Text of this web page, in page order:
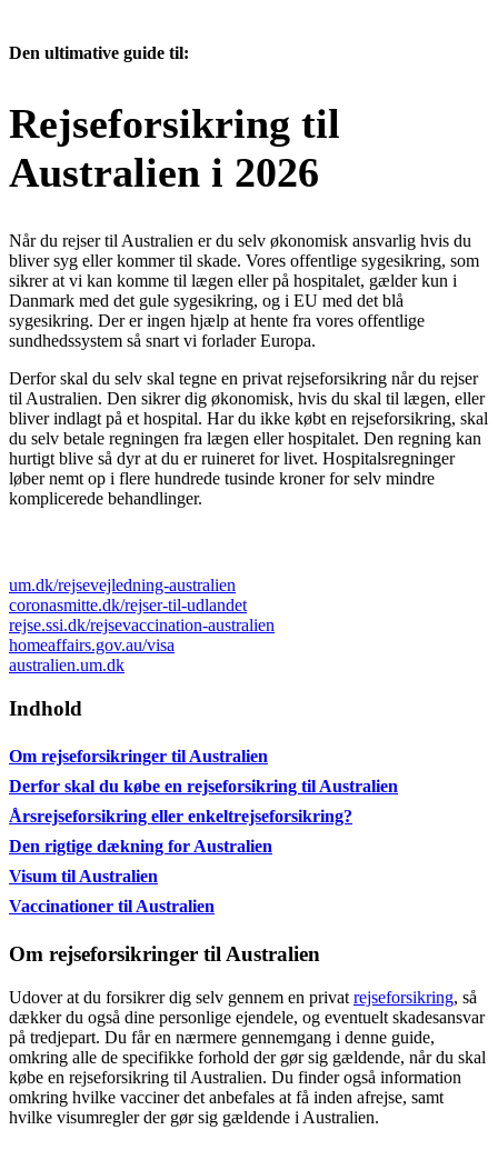
Den ultimative guide til:
Rejseforsikring til
Australien i 2026
Når du rejser til Australien er du selv økonomisk ansvarlig hvis du
bliver syg eller kommer til skade. Vores offentlige sygesikring, som
sikrer at vi kan komme til lægen eller på hospitalet, gælder kun i
Danmark med det gule sygesikring, og i EU med det blå
sygesikring. Der er ingen hjælp at hente fra vores offentlige
sundhedssystem så snart vi forlader Europa.
Derfor skal du selv skal tegne en privat rejseforsikring når du rejser
til Australien. Den sikrer dig økonomisk, hvis du skal til lægen, eller
bliver indlagt på et hospital. Har du ikke købt en rejseforsikring, skal
du selv betale regningen fra lægen eller hospitalet. Den regning kan
hurtigt blive så dyr at du er ruineret for livet. Hospitalsregninger
løber nemt op i flere hundrede tusinde kroner for selv mindre
komplicerede behandlinger.
um.dk/rejsevejledning-australien
coronasmitte.dk/rejser-til-udlandet
rejse.ssi.dk/rejsevaccination-australien
homeaffairs.gov.au/visa
australien.um.dk
Indhold
Om rejseforsikringer til Australien
Derfor skal du købe en rejseforsikring til Australien
Årsrejseforsikring eller enkeltrejseforsikring?
Den rigtige dækning for Australien
Visum til Australien
Vaccinationer til Australien
Om rejseforsikringer til Australien
Udover at du forsikrer dig selv gennem en privat rejseforsikring, så
dækker du også dine personlige ejendele, og eventuelt skadesansvar
på tredjepart. Du får en nærmere gennemgang i denne guide,
omkring alle de specifikke forhold der gør sig gældende, når du skal
købe en rejseforsikring til Australien. Du finder også information
omkring hvilke vacciner det anbefales at få inden afrejse, samt
hvilke visumregler der gør sig gældende i Australien.